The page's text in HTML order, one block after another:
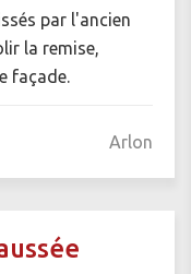
par l'ancien
la remise,
façade.
Arlon